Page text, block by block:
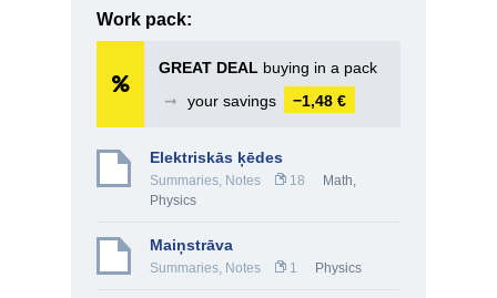
Work pack:
GREAT DEAL buying in a pack
➞
your savings −1,48 €
Elektriskās ķēdes
Summaries, Notes 18 Math,
Physics
Maiņstrāva
Summaries, Notes 1 Physics